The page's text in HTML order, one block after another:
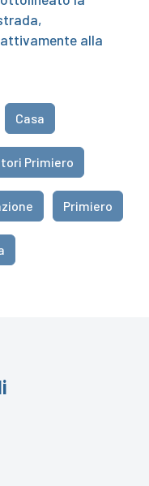
alla
Casa
Primiero
Primiero